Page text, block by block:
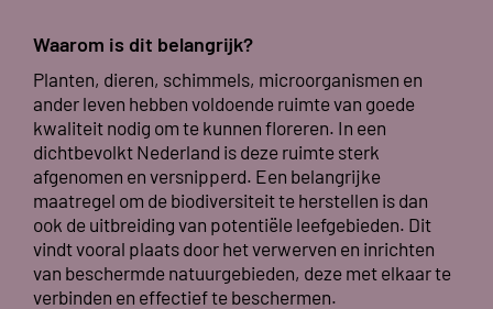
Waarom is dit belangrijk?
Planten, dieren, schimmels, microorganismen en
ander leven hebben voldoende ruimte van goede
kwaliteit nodig om te kunnen floreren. In een
dichtbevolkt Nederland is deze ruimte sterk
afgenomen en versnipperd. Een belangrijke
maatregel om de biodiversiteit te herstellen is dan
ook de uitbreiding van potentiële leefgebieden. Dit
vindt vooral plaats door het verwerven en inrichten
van beschermde natuurgebieden, deze met elkaar te
verbinden en effectief te beschermen.